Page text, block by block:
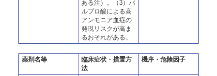
ある注）。（3）バ
ルプロ酸による高
アンモニア血症の
発現リスクが高ま
るおそれがある。
薬剤名等
臨床症状・措置方
法
機序・危険因子